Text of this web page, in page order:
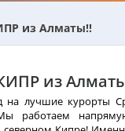
из Алматы!!
из
на лучшие курорты
работаем